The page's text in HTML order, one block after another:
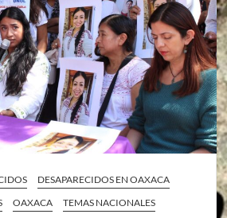
DESAPARECIDOS EN OAXACA
OAXACA
TEMAS NACIONALES